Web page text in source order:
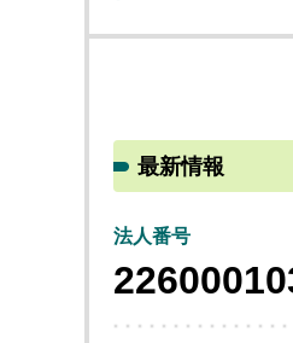
最新情報
法人番号